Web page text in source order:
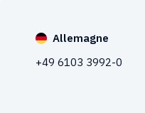
Allemagne
+49 6103 3992-0